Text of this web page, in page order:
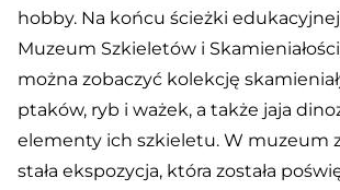
hobby. Na końcu ścieżki
Muzeum Szkieletów i
można zobaczyć kolekcję
ptaków, ryb i ważek, a także jaja
elementy ich szkieletu. W muzeum
stała ekspozycja, która została